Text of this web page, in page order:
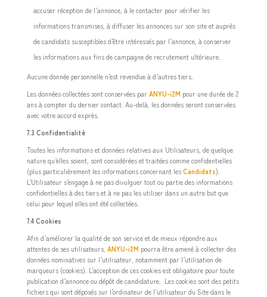
accuser réception de l’annonce, à le contacter pour vérifier les
informations transmises, à diffuser les annonces sur son site et auprès
de candidats susceptibles d’être intéressés par l’annonce, à conserver
les informations aux fins de campagne de recrutement ultérieure.
Aucune donnée personnelle n’est revendue à d’autres tiers.
Les données collectées sont conservées par ANYU-i2M pour une durée de 2
ans à compter du dernier contact. Au-delà, les données seront conservées
avec votre accord exprès.
7.3 Confidentialité
Toutes les informations et données relatives aux Utilisateurs, de quelque
nature qu’elles soient, sont considérées et traitées comme confidentielles
(plus particulièrement les informations concernant lesCandidats).
L’Utilisateur s’engage à ne pas divulguer tout ou partie des informations
confidentielles à des tiers et à ne pas les utiliser dans un autre but que
celui pour lequel elles ont été collectées.
7.4 Cookies
Afin d’améliorer la qualité de son service et de mieux répondre aux
attentes de ses utilisateurs, ANYU-i2M pourra être amené à collecter des
données nominatives sur l’utilisateur, notamment par l’utilisation de
marqueurs (cookies). L’acception de ces cookies est obligatoire pour toute
publication d’annonce ou dépôt de candidature. Les cookies sont des petits
fichiers qui sont déposés sur l’ordinateur de l’utilisateur du Site dans le